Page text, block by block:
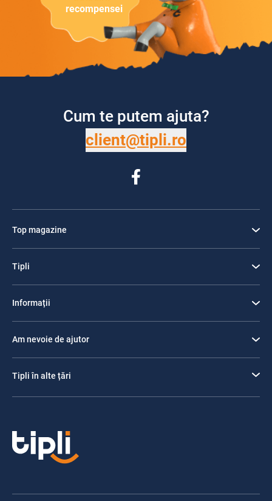
recompensei
Cum te putem ajuta?
client@tipli.ro
Top magazine
Tipli
Informații
Am nevoie de ajutor
Tipli în alte țări